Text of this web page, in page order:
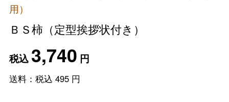
用）
ＢＳ柿（定型挨拶状付き）
税込3,740 円
送料：税込 495円